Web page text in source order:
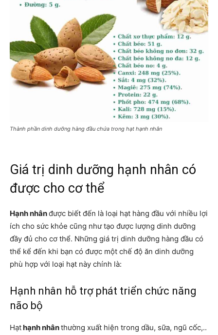
Thành phần dinh dưỡng hàng đầu chứa trong hạt hạnh nhân
Giá trị dinh dưỡng hạnh nhân có
được cho cơ thể
Hạnh nhânđược biết đến là loại hạt hàng đầu với nhiều lợi
ích cho sức khỏe cũng như tạo được lượng dinh dưỡng
đầy đủ cho cơ thể. Những giá trị dinh dưỡng hàng đầu có
thể kể đến khi bạn có được một chế độ ăn dinh dưỡng
phù hợp với loại hạt này chính là:
Hạnh nhân hỗ trợ phát triển chức năng
não bộ
Hạthạnh nhânthường xuất hiện trong dầu, sữa, ngũ cốc,..